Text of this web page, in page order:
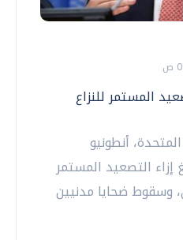
المستمر للنزاع
أنطونيو
إزاء التصعيد المستمر
وسقوط ضحايا مدنيين